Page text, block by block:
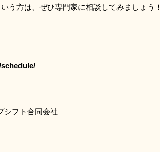
う方は、ぜひ専門家に相談してみましょう！
シフト合同会社